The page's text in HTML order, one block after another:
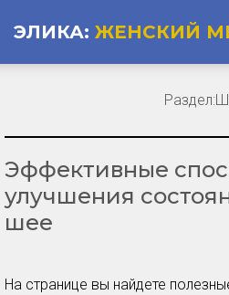
ЭЛИКА: ЖЕНСКИЙ
Эффективные
улучшения
шее
На странице вы найдете
Раздел: